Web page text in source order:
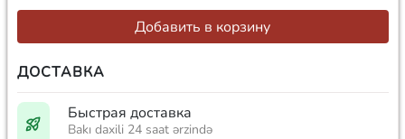
Добавить в корзину
ДОСТАВКА
Быстрая доставка
Bakı daxili 24 saat ərzində